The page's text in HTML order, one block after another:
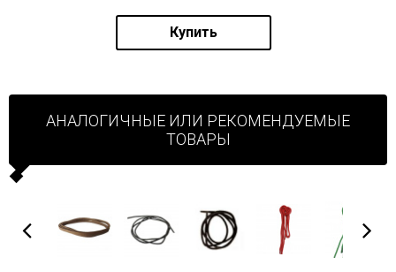
Купить
АНАЛОГИЧНЫЕ ИЛИ РЕКОМЕНДУЕМЫЕ
ТОВАРЫ